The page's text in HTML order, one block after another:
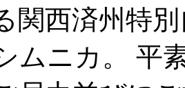
関西済州特
ムニカ。 平